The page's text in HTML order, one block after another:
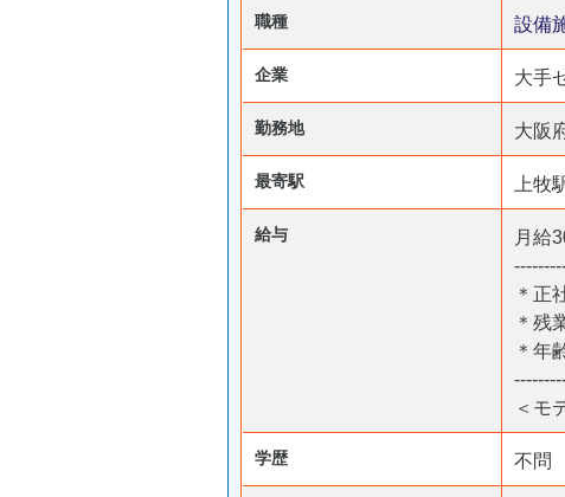
職種 設備
企業 大手
勤務地 大阪
最寄駅 上牧
給与
月給
＊正
＊残
＊年
＜モ
学歴 不問